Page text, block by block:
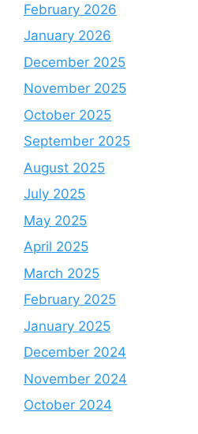
February 2026
January 2026
December 2025
November 2025
October 2025
September 2025
August 2025
July 2025
May 2025
April 2025
March 2025
February 2025
January 2025
December 2024
November 2024
October 2024